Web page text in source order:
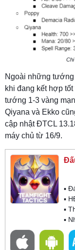
Ngoài những
khi đang kết hợp
tướng 1-3 vàng
Qiyana và Ekko
cập nhật ĐTCL
máy chủ từ 16/9.
▪
▪
▪
▪